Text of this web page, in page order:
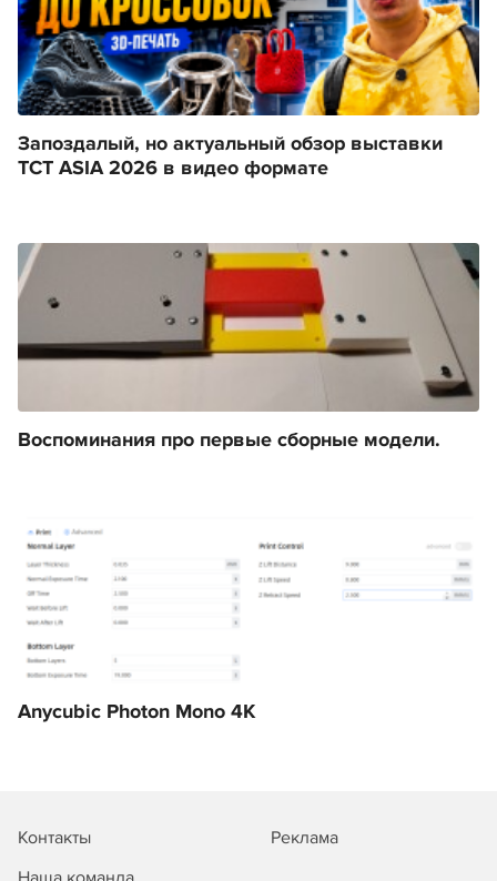
Запоздалый, но актуальный обзор выставки
TCT ASIA 2026 в видео формате
Воспоминания про первые сборные модели.
Anycubic Photon Mono 4K
Контакты
Реклама